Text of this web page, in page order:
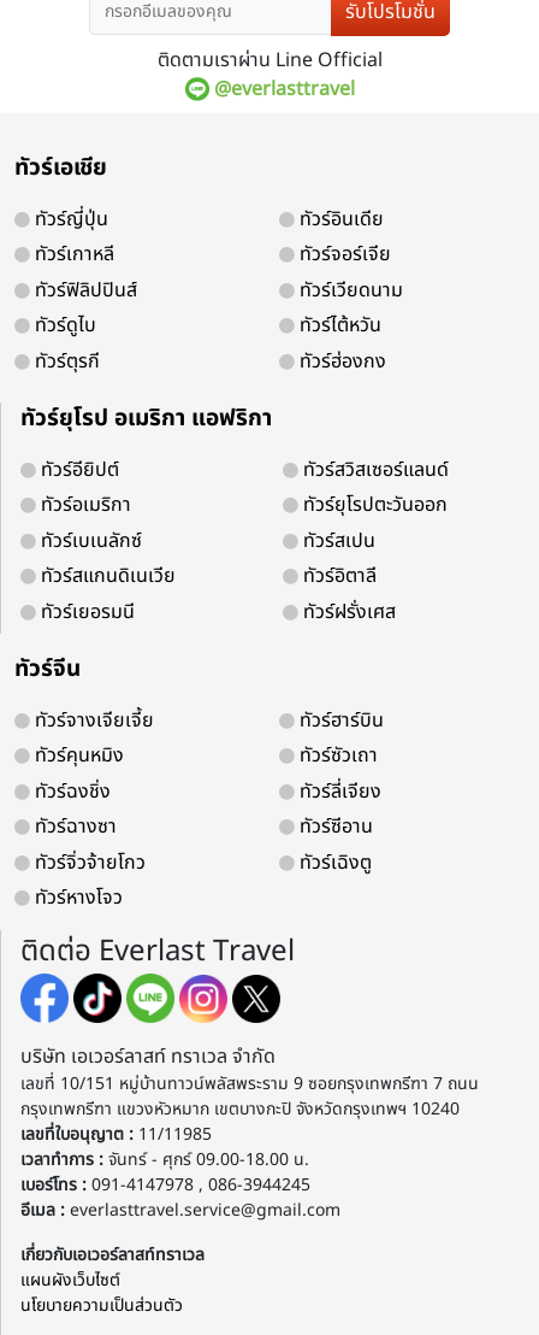
พร้อมโปรโมชั่นพิเศษ ก่อนใคร
จองออนไลน์ 24 ชม.
ติดตามเพื่อรับโปรโมชั่น และสิทธิพิเ
รับโปรโมชั่น
ติดตามเราผ่าน Line Official
@everlasttravel
ทัวร์เอเชีย
ทัวร์ญี่ปุ่น
ทัวร์เกาหลี
ทัวร์ฟิลิปปินส์
ทัวร์ดูไบ
ทัวร์ตุรกี
ทัวร์อินเดีย
ทัวร์จอร์เจีย
ทัวร์เวียดนาม
ทัวร์ไต้หวัน
ทัวร์ฮ่องกง
ทัวร์ยุโรป อเมริกา แอฟริกา
ทัวร์อียิปต์
ทัวร์อเมริกา
ทัวร์เบเนลักซ์
ทัวร์สแกนดิเนเวีย
ทัวร์เยอรมนี
ทัวร์สวิสเซอร์แลนด์
ทัวร์ยุโรปตะวันออก
ทัวร์สเปน
ทัวร์อิตาลี
ทัวร์ฝรั่งเศส
ทัวร์จีน
ทัวร์จางเจียเจี้ย
ทัวร์คุนหมิง
ทัวร์ฉงชิ่ง
ทัวร์ฉางซา
ทัวร์จิ่วจ้ายโกว
ทัวร์หางโจว
ทัวร์ฮาร์บิน
ทัวร์ซัวเถา
ทัวร์ลี่เจียง
ทัวร์ซีอาน
ทัวร์เฉิงตู
ติดต่อ Everlast Travel
บริษัท เอเวอร์ลาสท์ ทราเวล จำกัด
เลขที่ 10/151 หมู่บ้านทาวน์พลัสพระราม 9 ซอยกรุงเทพกรีฑา 7 ถนน
กรุงเทพกรีฑา แขวงหัวหมาก เขตบางกะปิ จังหวัดกรุงเทพฯ 10240
เลขที่ใบอนุญาต : 11/11985
เวลาทำการ :จันทร์ - ศุกร์ 09.00-18.00 น.
เบอร์โทร :091-4147978 , 086-3944245
อีเมล :everlasttravel.service@gmail.com
เกี่ยวกับเอเวอร์ลาสท์ทราเวล
แผนผังเว็บไซต์
นโยบายความเป็นส่วนตัว